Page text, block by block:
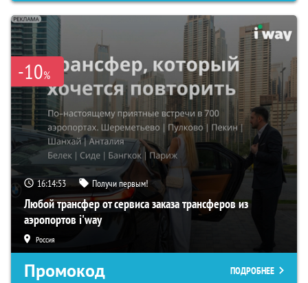
-10%
16:14:52 Получи первым!
Любой трансфер от сервиса заказа трансферов из
аэропортов i'way
Россия
Промокод ПОДРОБНЕЕ